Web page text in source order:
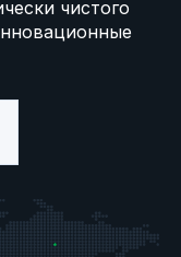
чистого